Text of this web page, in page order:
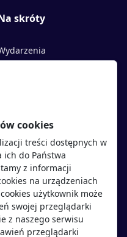
skróty
Polityka cookies
prywatności
pracodawcy
ogłoszenie
cookies
treści dostępnych w
ich do Państwa
z informacji
na urządzeniach
użytkownik może
swojej przeglądarki
z naszego serwisu
przeglądarki